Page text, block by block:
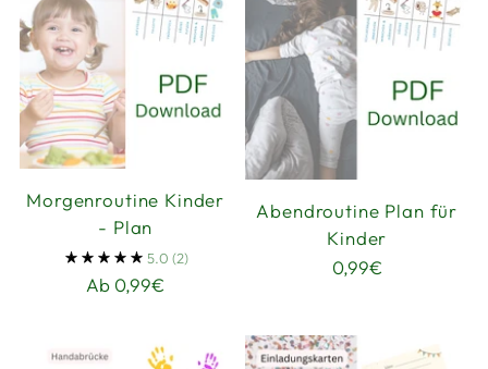
Morgenroutine Kinder
- Plan
5.0 (2)
Ab 0,99€
Abendroutine Plan für
Kinder
0,99€